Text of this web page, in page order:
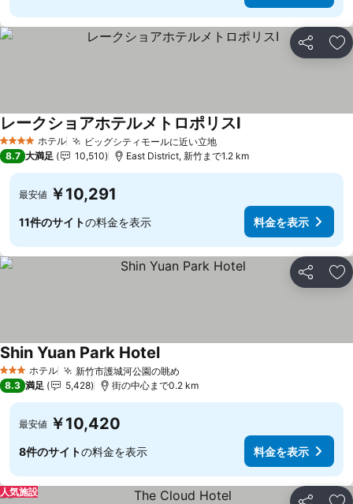
シェア お
4 ホテルのランク
ホテル ビッグシティモールに近い立地
レークショアホテルメトロポリスI
8.7 大満足 10,510 East District, 新竹まで1.2 km
最安値 ￥10,291
11件のサイトの料金を表示 料金を表示
シェア お
3 ホテルのランク
ホテル 新竹市護城河公園の眺め
Shin Yuan Park Hotel
8.3 満足 5,428 街の中心まで0.2 km
最安値 ￥10,420
8件のサイトの料金を表示 料金を表示
人気施設